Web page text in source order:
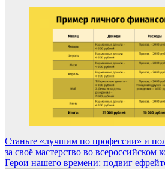
Навигация
по
Станьте «лучшим по профессии» и
за своё мастерство во всероссийском
Герои нашего времени: подвиг